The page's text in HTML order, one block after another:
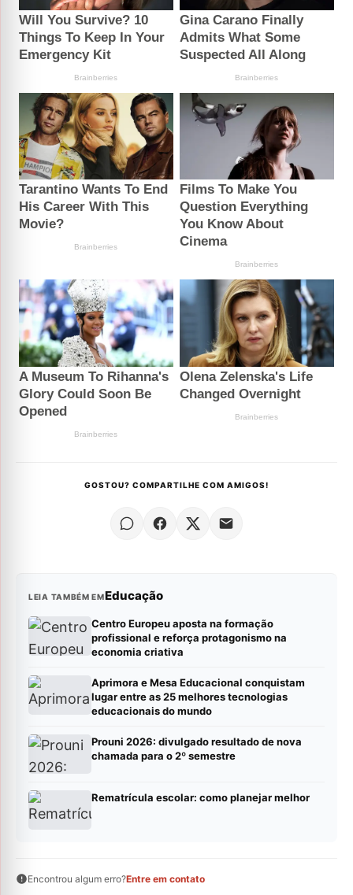
GOSTOU? COMPARTILHE COM AMIGOS!
LEIA TAMBÉM EMEducação
Centro Europeu aposta na formação
profissional e reforça protagonismo na
economia criativa
Aprimora e Mesa Educacional conquistam
lugar entre as 25 melhores tecnologias
educacionais do mundo
Prouni 2026: divulgado resultado de nova
chamada para o 2º semestre
Rematrícula escolar: como planejar melhor
Encontrou algum erro?Entre em contato